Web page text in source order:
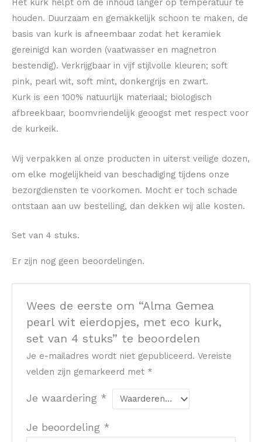
Het kurk helpt om de inhoud langer op temperatuur te
houden. Duurzaam en gemakkelijk schoon te maken, de
basis van kurk is afneembaar zodat het keramiek
gereinigd kan worden (vaatwasser en magnetron
bestendig). Verkrijgbaar in vijf stijlvolle kleuren; soft
pink, pearl wit, soft mint, donkergrijs en zwart.
Kurk is een 100% natuurlijk materiaal; biologisch
afbreekbaar, boomvriendelijk geoogst met respect voor
de kurkeik.
Wij verpakken al onze producten in uiterst veilige dozen,
om elke mogelijkheid van beschadiging tijdens onze
bezorgdiensten te voorkomen. Mocht er toch schade
ontstaan aan uw bestelling, dan dekken wij alle kosten.
Set van 4 stuks.
Er zijn nog geen beoordelingen.
Wees de eerste om “Alma Gemea
pearl wit eierdopjes, met eco kurk,
set van 4 stuks” te beoordelen
Je e-mailadres wordt niet gepubliceerd. Vereiste
velden zijn gemarkeerd met *
Je waardering *
Je beoordeling *